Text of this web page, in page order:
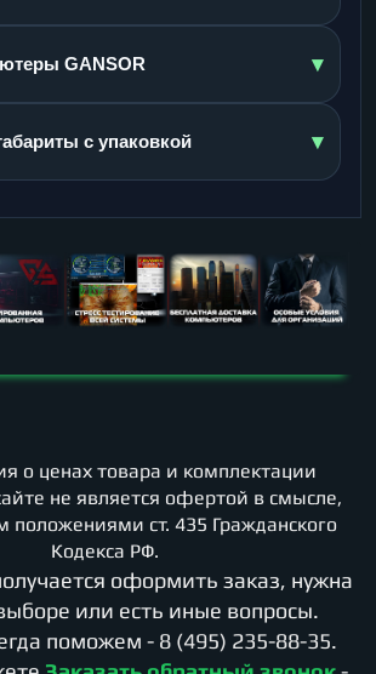
GANSOR ▾
с упаковкой ▾
о ценах товара и комплектации
не является офертой в смысле,
положениями ст. 435 Гражданского
Кодекса РФ.
оформить заказ, нужна
или есть иные вопросы.
поможем - 8 (495) 235-88-35.